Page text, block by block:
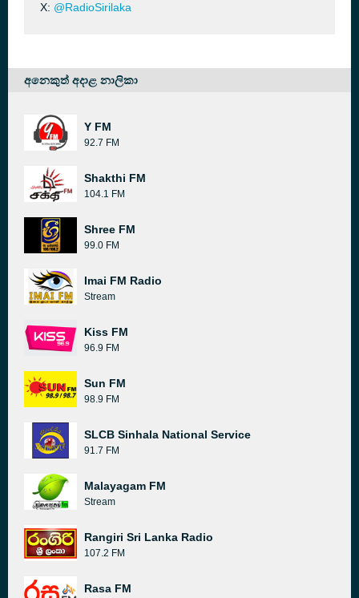
X: @RadioSirilaka
අනෙකුත් අදාළ නාලිකා
Y FM
92.7 FM
Shakthi FM
104.1 FM
Shree FM
99.0 FM
Imai FM Radio
Stream
Kiss FM
96.9 FM
Sun FM
98.9 FM
SLCB Sinhala National Service
91.7 FM
Malayagam FM
Stream
Rangiri Sri Lanka Radio
107.2 FM
Rasa FM